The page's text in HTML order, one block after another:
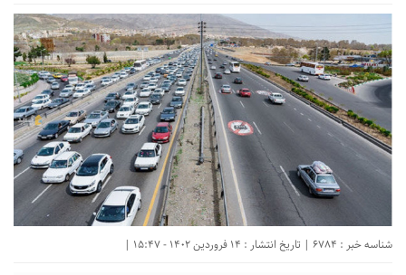
شناسه خبر : 6784 | تاریخ انتشار : 14 فروردین 1402 - 15:47 |